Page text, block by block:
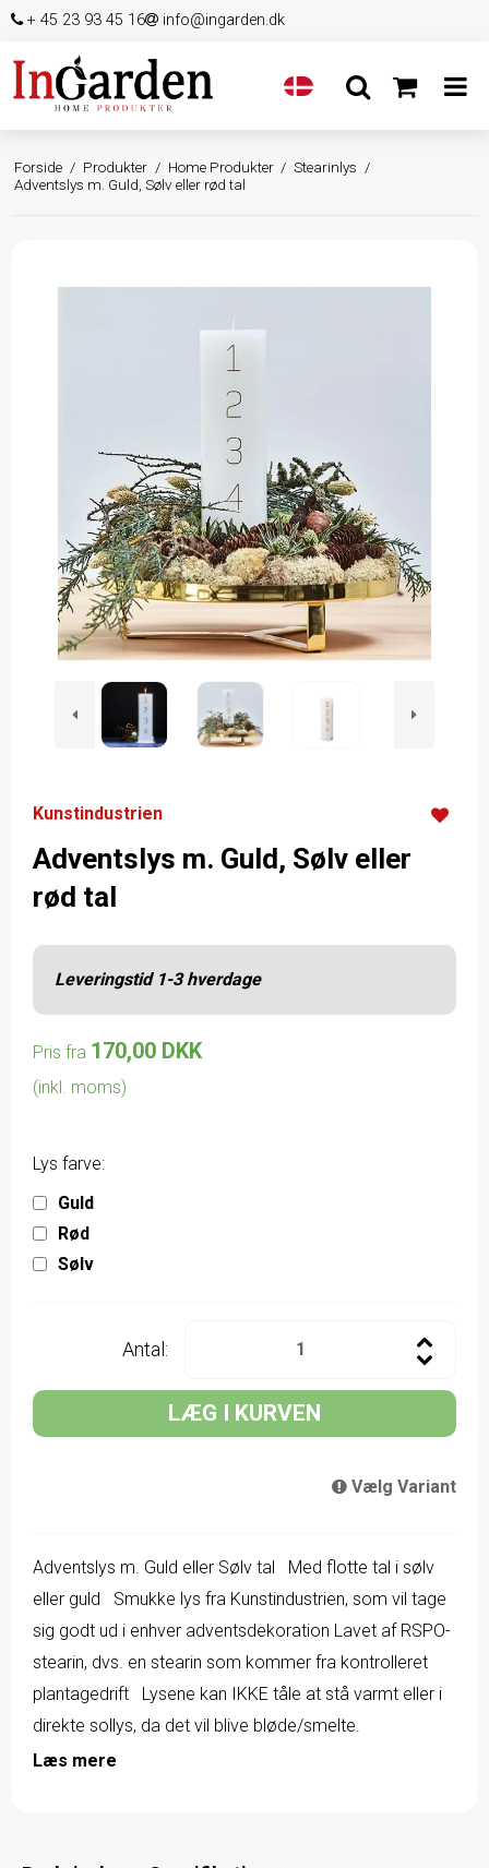
+ 45 23 93 45 16 info@ingarden.dk
Forside / Produkter / Home Produkter / Stearinlys /
Adventslys m. Guld, Sølv eller rød tal
Kunstindustrien
Adventslys m. Guld, Sølv eller
rød tal
Leveringstid 1-3 hverdage
Pris fra 170,00 DKK
(inkl. moms)
Lys farve:
Guld
Rød
Sølv
Antal:
LÆG I KURVEN
Vælg Variant
Adventslys m. Guld eller Sølv tal Med flotte tal i sølv
eller guld Smukke lys fra Kunstindustrien, som vil tage
sig godt ud i enhver adventsdekoration Lavet af RSPO-
stearin, dvs. en stearin som kommer fra kontrolleret
plantagedrift Lysene kan IKKE tåle at stå varmt eller i
direkte sollys, da det vil blive bløde/smelte.
Læs mere